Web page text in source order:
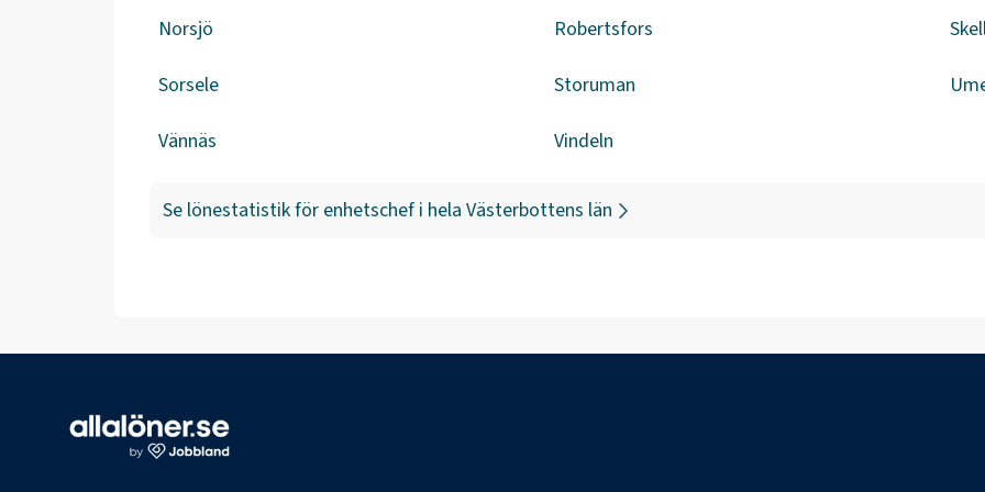
Norsjö Robertsfors
Sorsele Storuman
Vännäs Vindeln
Se lönestatistik för enhetschef i hela Västerbottens län